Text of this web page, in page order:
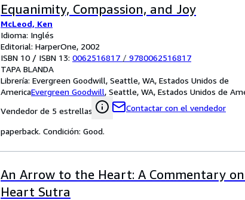
Equanimity, Compassion, and Joy
McLeod, Ken
Idioma: Inglés
Editorial: HarperOne, 2002
ISBN 10 / ISBN 13: 0062516817 / 9780062516817
TAPA BLANDA
Librería: Evergreen Goodwill, Seattle, WA, Estados Unidos de
AmericaEvergreen Goodwill, Seattle, WA, Estados Unidos de
Vendedor de 5 estrellas
Contactar con el vendedor
paperback. Condición: Good.
An Arrow to the Heart: A Commentary
Heart Sutra